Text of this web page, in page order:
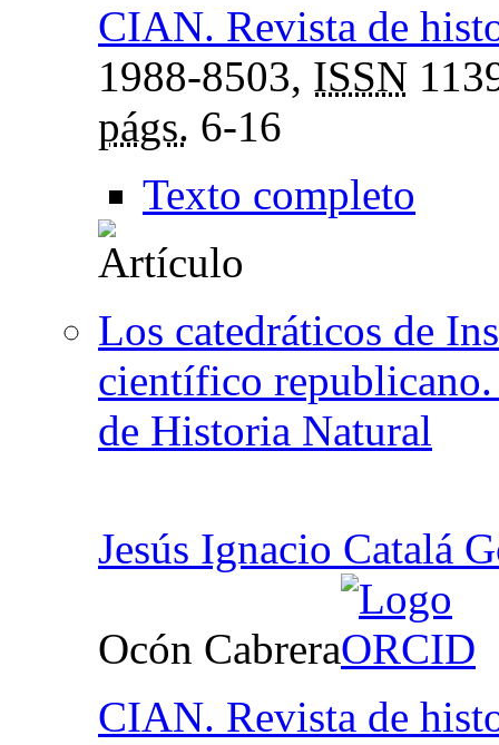
CIAN. Revista de
1988-8503, ISSN
págs. 6-16
Texto completo
Los catedráticos de
científico republicano.
de Historia Natural
Jesús Ignacio Catalá
Ocón Cabrera
CIAN. Revista de